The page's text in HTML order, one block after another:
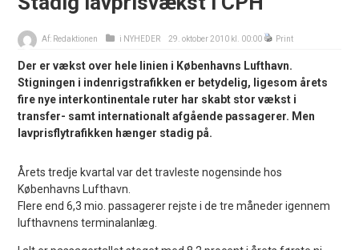
Af: Redaktionen i NYHEDER 29. oktober 2010 kl. 00:00 Print
Der er vækst over hele linien i Københavns Lufthavn.
Stigningen i indenrigstrafikken er betydelig, ligesom årets
fire nye interkontinentale ruter har skabt stor vækst i
transfer- samt internationalt afgående passagerer. Men
lavprisflytrafikken hænger stadig på.
Årets tredje kvartal var det travleste nogensinde hos
Københavns Lufthavn.
Flere end 6,3 mio. passagerer rejste i de tre måneder igennem
lufthavnens terminalanlæg.